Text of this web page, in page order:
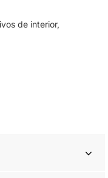
de interior,